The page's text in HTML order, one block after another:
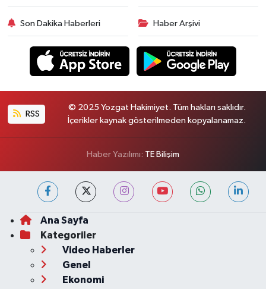
Son Dakika Haberleri Haber Arşivi
RSS
© 2025 Yozgat Hakimiyet. Tüm hakları saklıdır.
İçerikler kaynak gösterilmeden kopyalanamaz.
Haber Yazılımı: TE Bilişim
Ana Sayfa
Kategoriler
Video Haberler
Genel
Ekonomi